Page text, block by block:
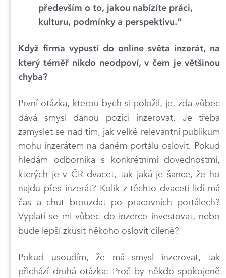
především o to, jakou nabízíte práci,
kulturu, podmínky a perspektivu.“
Když firma vypustí do online světa inzerát, na
který téměř nikdo neodpoví, v čem je většinou
chyba?
První otázka, kterou bych si položil, je, zda vůbec
dává smysl danou pozici inzerovat. Je třeba
zamyslet se nad tím, jak velké relevantní publikum
mohu inzerátem na daném portálu oslovit. Pokud
hledám odborníka s konkrétními dovednostmi,
kterých je v ČR dvacet, tak jaká je šance, že ho
najdu přes inzerát? Kolik z těchto dvaceti lidí má
čas a chuť brouzdat po pracovních portálech?
Vyplatí se mi vůbec do inzerce investovat, nebo
bude lepší zkusit někoho oslovit cíleně?
Pokud usoudím, že má smysl inzerovat, tak
přichází druhá otázka: Proč by někdo spokojeně